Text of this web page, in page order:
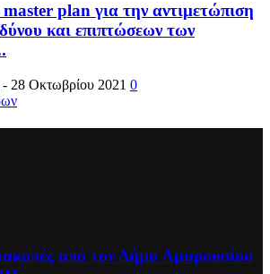
plan για την αντιμετώπιση
και επιπτώσεων των
- 28 Οκτωβρίου 2021 0
από τον Δήμο Αμαρουσίου